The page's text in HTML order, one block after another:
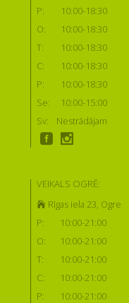
P:
10:00-18:30
O:
10:00-18:30
T:
10:00-18:30
C:
10:00-18:30
P:
10:00-18:30
Se:
10:00-15:00
Sv:
Nestrādājam
VEIKALS OGRĒ:
Rīgas iela 23, Ogre
P:
10:00-21:00
O:
10:00-21:00
T:
10:00-21:00
C:
10:00-21:00
P:
10:00-21:00